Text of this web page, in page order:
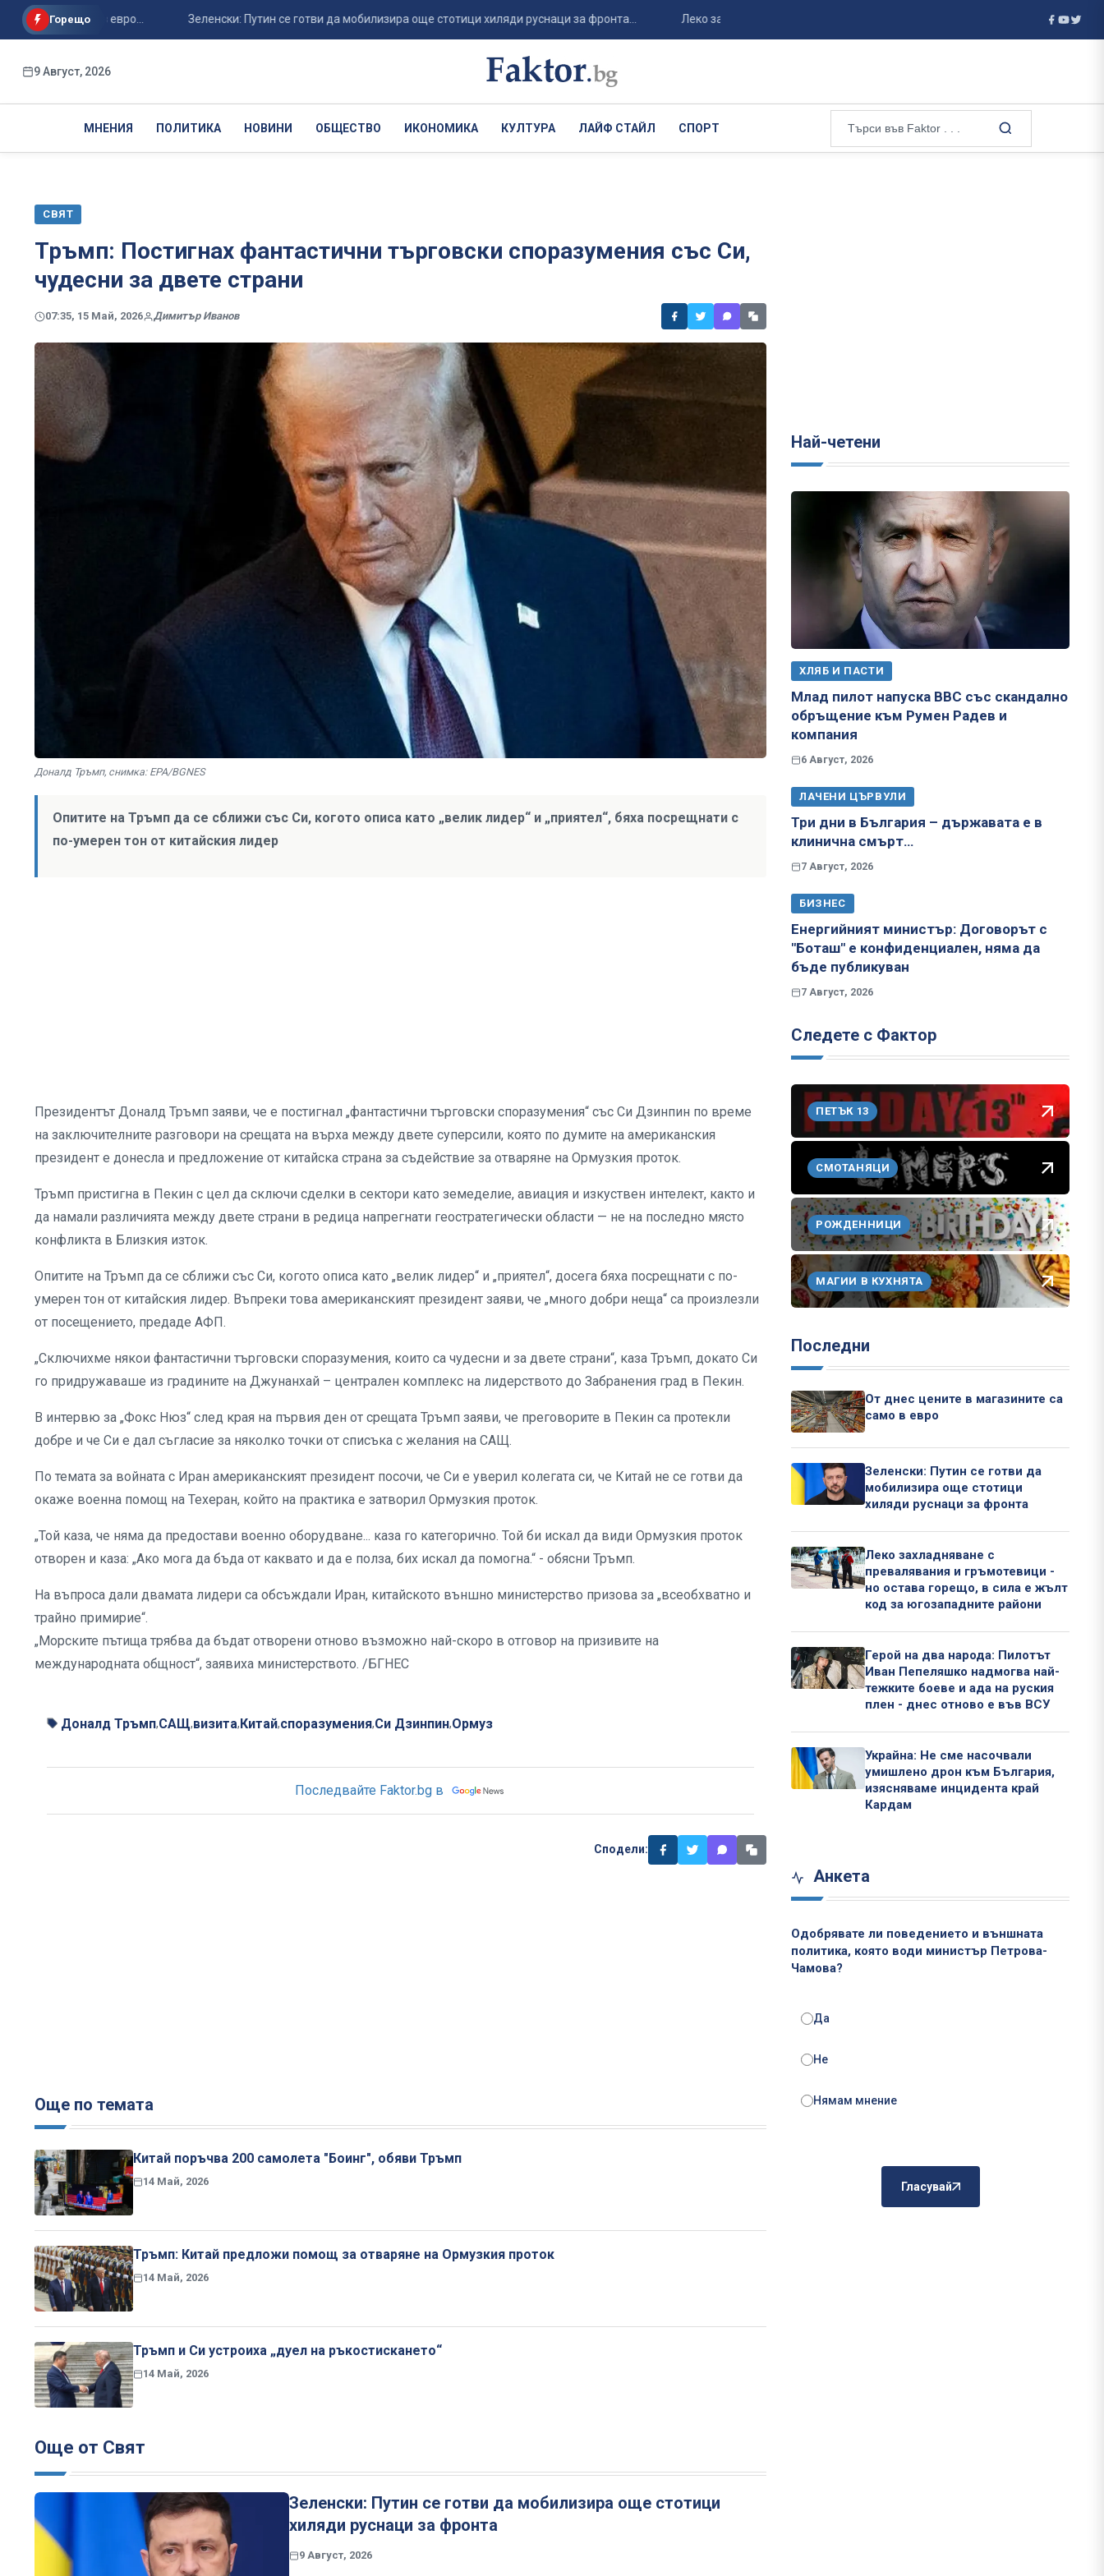
Горещо
са само в евро... Зеленски: Путин се готви да мобилизира още стотици хиляди руснаци за фронта... Леко захладняване с превалявания и гръмотевици - но остава горещо, в сила е
9 Август, 2026
МНЕНИЯ ПОЛИТИКА НОВИНИ ОБЩЕСТВО ИКОНОМИКА КУЛТУРА ЛАЙФ СТАЙЛ СПОРТ
СВЯТ
Тръмп: Постигнах фантастични търговски споразумения със Си,
чудесни за двете страни
07:35, 15 Май, 2026 Димитър Иванов
Доналд Тръмп, снимка: EPA/BGNES
Опитите на Тръмп да се сближи със Си, когото описа като „велик лидер“ и „приятел“, бяха посрещнати с
по-умерен тон от китайския лидер
Президентът Доналд Тръмп заяви, че е постигнал „фантастични търговски споразумения“ със Си Дзинпин по време
на заключителните разговори на срещата на върха между двете суперсили, която по думите на американския
президент е донесла и предложение от китайска страна за съдействие за отваряне на Ормузкия проток.
Тръмп пристигна в Пекин с цел да сключи сделки в сектори като земеделие, авиация и изкуствен интелект, както и
да намали различията между двете страни в редица напрегнати геостратегически области — не на последно място
конфликта в Близкия изток.
Опитите на Тръмп да се сближи със Си, когото описа като „велик лидер“ и „приятел“, досега бяха посрещнати с по-
умерен тон от китайския лидер. Въпреки това американският президент заяви, че „много добри неща“ са произлезли
от посещението, предаде АФП.
„Сключихме някои фантастични търговски споразумения, които са чудесни и за двете страни“, каза Тръмп, докато Си
го придружаваше из градините на Джунанхай – централен комплекс на лидерството до Забранения град в Пекин.
В интервю за „Фокс Нюз“ след края на първия ден от срещата Тръмп заяви, че преговорите в Пекин са протекли
добре и че Си е дал съгласие за няколко точки от списъка с желания на САЩ.
По темата за войната с Иран американският президент посочи, че Си е уверил колегата си, че Китай не се готви да
окаже военна помощ на Техеран, който на практика е затворил Ормузкия проток.
„Той каза, че няма да предостави военно оборудване... каза го категорично. Той би искал да види Ормузкия проток
отворен и каза: „Ако мога да бъда от каквато и да е полза, бих искал да помогна.“ - обясни Тръмп.
На въпроса дали двамата лидери са обсъждали Иран, китайското външно министерство призова за „всеобхватно и
трайно примирие“.
„Морските пътища трябва да бъдат отворени отново възможно най-скоро в отговор на призивите на
международната общност“, заявиха министерството. /БГНЕС
Доналд Тръмп,САЩ,визита,Китай,споразумения,Си Дзинпин,Ормуз
Последвайте Faktor.bg в
Сподели:
Още по темата
Китай поръчва 200 самолета "Боинг", обяви Тръмп
14 Май, 2026
Тръмп: Китай предложи помощ за отваряне на Ормузкия проток
14 Май, 2026
Тръмп и Си устроиха „дуел на ръкостискането“
14 Май, 2026
Още от Свят
Зеленски: Путин се готви да мобилизира още стотици
хиляди руснаци за фронта
9 Август, 2026
Най-четени
ХЛЯБ И ПАСТИ
Млад пилот напуска ВВС със скандално
обръщение към Румен Радев и
компания
6 Август, 2026
ЛАЧЕНИ ЦЪРВУЛИ
Три дни в България – държавата е в
клинична смърт…
7 Август, 2026
БИЗНЕС
Енергийният министър: Договорът с
"Боташ" е конфиденциален, няма да
бъде публикуван
7 Август, 2026
Следете с Фактор
ПЕТЪК 13
СМОТАНЯЦИ
РОЖДЕННИЦИ
МАГИИ В КУХНЯТА
Последни
От днес цените в магазините са
само в евро
Зеленски: Путин се готви да
мобилизира още стотици
хиляди руснаци за фронта
Леко захладняване с
превалявания и гръмотевици -
но остава горещо, в сила е жълт
код за югозападните райони
Герой на два народа: Пилотът
Иван Пепеляшко надмогва най-
тежките боеве и ада на руския
плен - днес отново е във ВСУ
Украйна: Не сме насочвали
умишлено дрон към България,
изясняваме инцидента край
Кардам
Анкета
Одобрявате ли поведението и външната
политика, която води министър Петрова-
Чамова?
Да
Не
Нямам мнение
Гласувай